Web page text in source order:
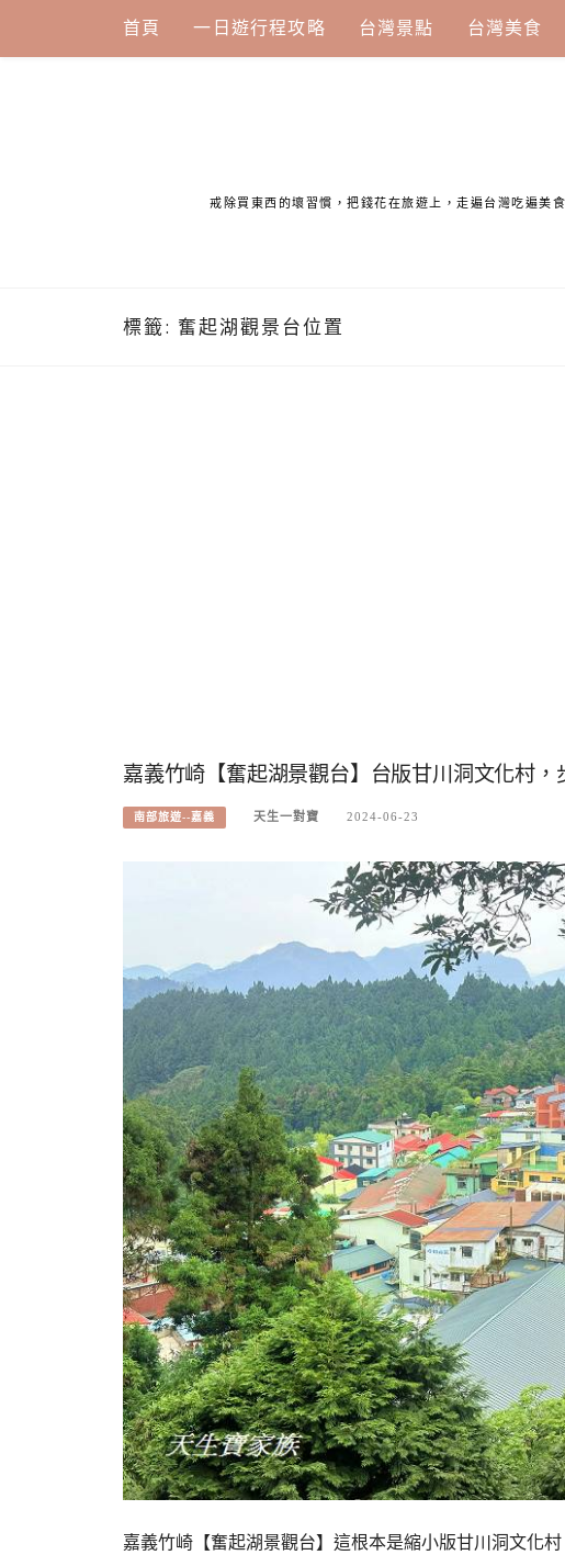
content
首頁 一日遊行程攻略 台灣景點 台灣美食
戒除買東西的壞習慣，把錢花在旅遊上，走遍台灣吃遍美
標籤: 奮起湖觀景台位置
嘉義竹崎【奮起湖景觀台】台版甘川洞文化村，
南部旅遊--嘉義 天生一對寶 2024-06-23
嘉義竹崎【奮起湖景觀台】這根本是縮小版甘川洞文化